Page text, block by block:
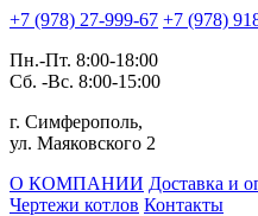
+7 (978) 27-999-67 +7 (978)
Пн.-Пт. 8:00-18:00
Сб. -Вс. 8:00-15:00
г. Симферополь,
ул. Маяковского 2
О КОМПАНИИ Доставка и
Чертежи котлов Контакты